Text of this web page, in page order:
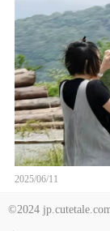
2025/06/11
©2024